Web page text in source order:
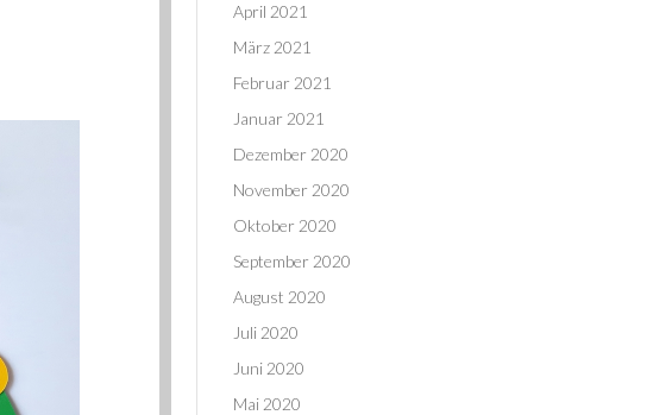
April 2021
März 2021
Februar 2021
Januar 2021
Dezember 2020
November 2020
Oktober 2020
September 2020
August 2020
Juli 2020
Juni 2020
Mai 2020